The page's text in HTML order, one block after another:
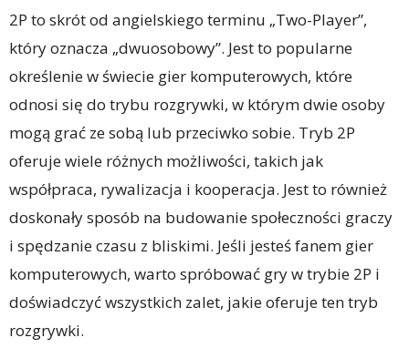
2P to skrót od angielskiego terminu „Two-Player”,
który oznacza „dwuosobowy”. Jest to popularne
określenie w świecie gier komputerowych, które
odnosi się do trybu rozgrywki, w którym dwie osoby
mogą grać ze sobą lub przeciwko sobie. Tryb 2P
oferuje wiele różnych możliwości, takich jak
współpraca, rywalizacja i kooperacja. Jest to również
doskonały sposób na budowanie społeczności graczy
i spędzanie czasu z bliskimi. Jeśli jesteś fanem gier
komputerowych, warto spróbować gry w trybie 2P i
doświadczyć wszystkich zalet, jakie oferuje ten tryb
rozgrywki.